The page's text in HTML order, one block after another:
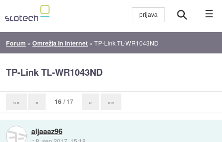
☰
Forum »Omrežja in internet »TP-Link TL-WR1043ND
TP-Link TL-WR1043ND
«« « 16 / 17 » »»
aljaaaz96